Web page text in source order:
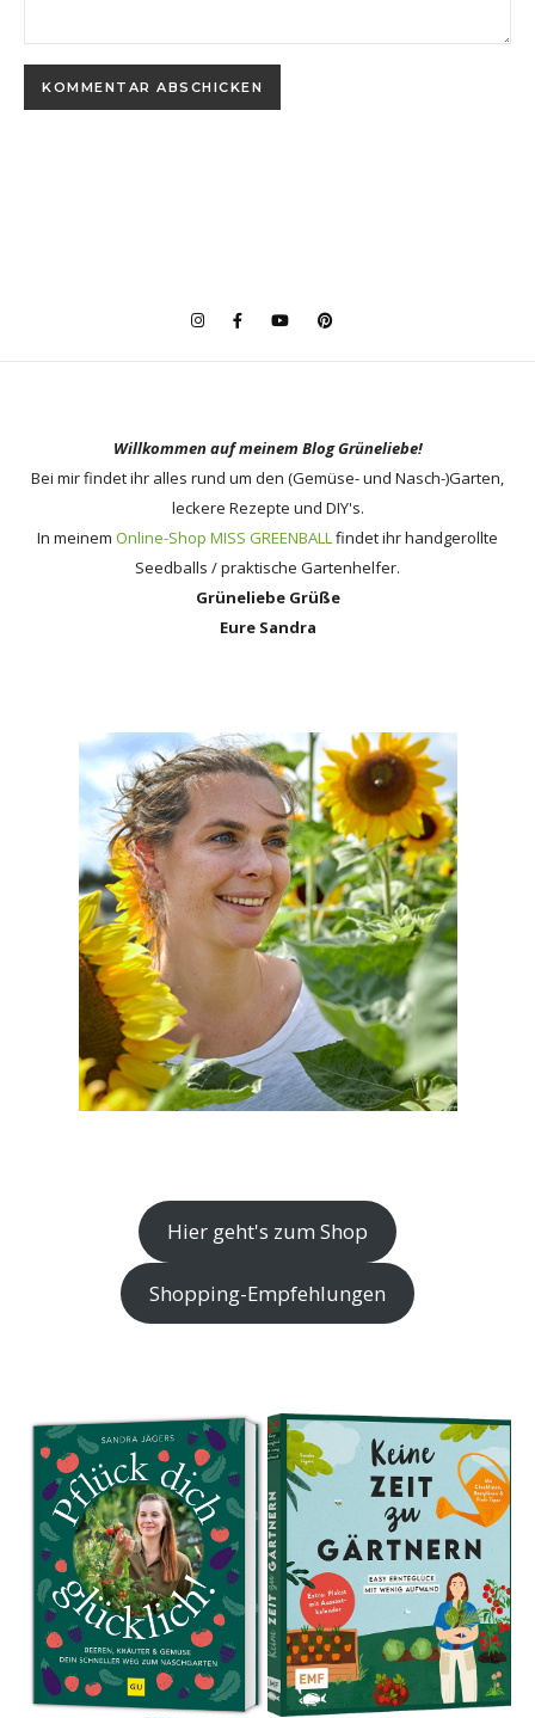
Willkommen auf meinem Blog Grüneliebe!
Bei mir findet ihr alles rund um den (Gemüse- und Nasch-)Garten,
leckere Rezepte und DIY's.
In meinem Online-Shop MISS GREENBALLfindet ihr handgerollte
Seedballs / praktische Gartenhelfer.
Grüneliebe Grüße
Eure Sandra
Hier geht's zum Shop
Shopping-Empfehlungen